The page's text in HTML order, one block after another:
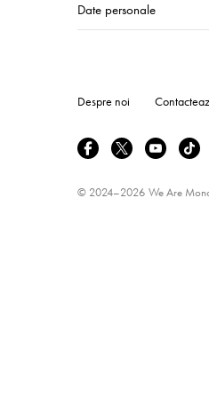
Date personale
Despre noi
© 2024–2026 We Are